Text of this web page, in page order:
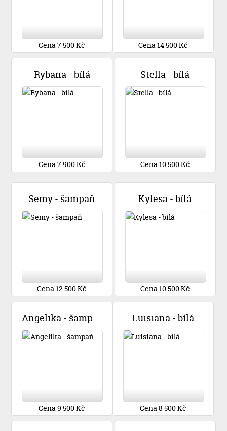
Cena 7 500 Kč Cena 14 500 Kč
Rybana - bílá
Cena 7 900 Kč
Stella - bílá
Cena 10 500 Kč
Semy - šampaň
Cena 12 500 Kč
Kylesa - bílá
Cena 10 500 Kč
Angelika - šampaň
Cena 9 500 Kč
Luisiana - bílá
Cena 8 500 Kč